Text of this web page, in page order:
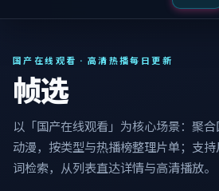
国产在线观看 · 高清热播每日更新
帧选
以「国产在线观看」为核心场景：聚
动漫，按类型与热播榜整理片单；支
词检索，从列表直达详情与高清播放。